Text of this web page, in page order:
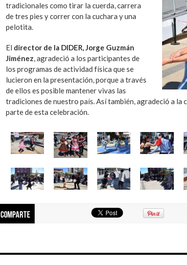
tradicionales como tirar la cuerda, carrera
de tres pies y correr con la cuchara y una
pelotita.
El director de la DIDER, Jorge Guzmán
Jiménez, agradeció a los participantes de
los programas de actividad física que se
lucieron en la presentación, porque a través
de ellos es posible mantener vivas las
tradiciones de nuestro país. Así también, agradeció a la
parte de esta celebración.
Comparte